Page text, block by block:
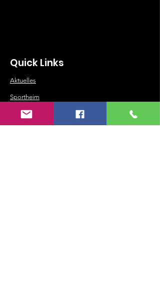
Aktuelles
Sportheim
Historie
Quick Links